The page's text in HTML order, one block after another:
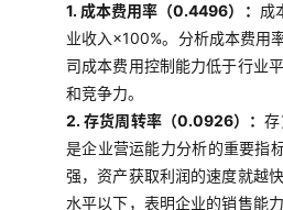
1. 成本费用率（0.4496）： 成
业收入×100%。分析成本费用
司成本费用控制能力低于行业
和竞争力。
2. 存货周转率（0.0926）：
是企业营运能力分析的重要指
强，资产获取利润的速度就越
水平以下，表明企业的销售能